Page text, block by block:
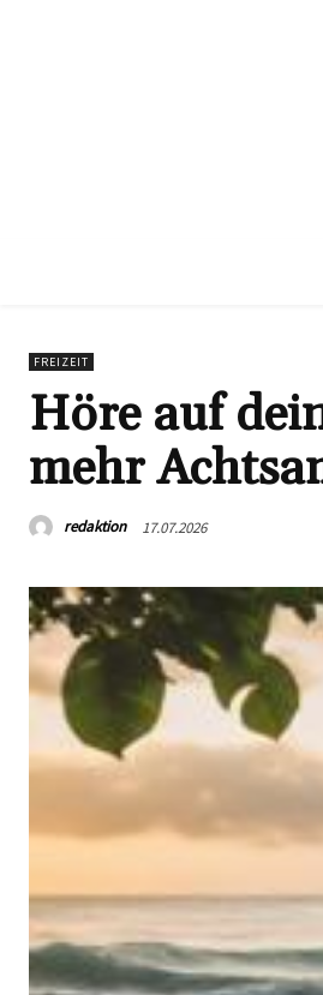
FREIZEIT
Höre auf
mehr
redaktion 17.07.2026